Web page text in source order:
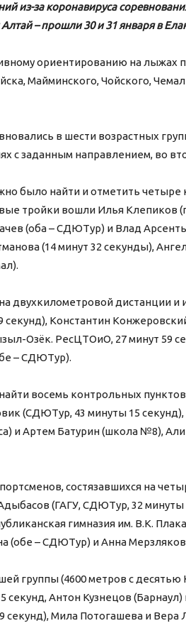
из-за коронавируса
– прошли 30 и 31 января в
ориентированию на лыжах
Майминского, Чойского,
в шести возрастных
с заданным направлением, во
было найти и отметить четыре
тройки вошли Илья Клепиков
(оба – СДЮТур) и Влад
(14 минут 32 секунды),
двухкилометровой дистанции
секунд), Константин
Озёк. РесЦТОиО, 27 минут 59
– СДЮТур).
восемь контрольных
(СДЮТур, 43 минуты 15
и Артем Батурин (школа №8),
состязавшихся на
(ГАГУ, СДЮТур, 32 минуты
гимназия им. В.К.
(обе – СДЮТур) и Анна
группы (4600 метров с
секунд, Антон Кузнецов
секунд), Мила Потогашева и